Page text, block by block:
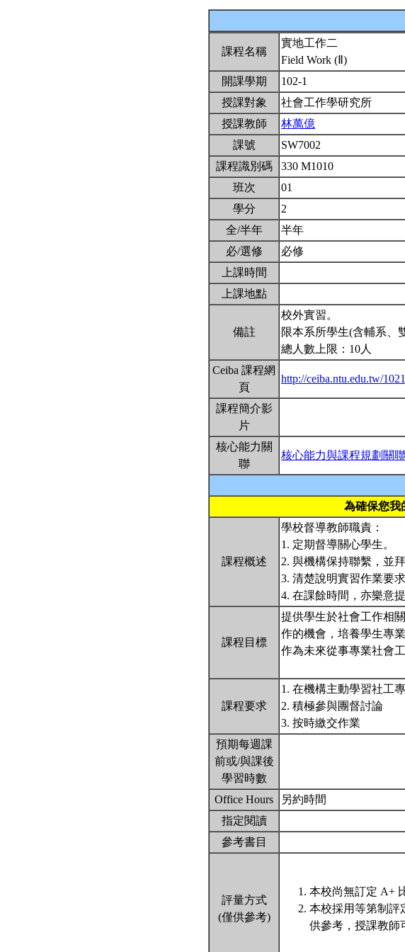
課程名稱
實地工作二
Field Work (Ⅱ)
開課學期
102-1
授課對象
社會工作學研究所
授課教師
林萬億
課號
SW7002
課程識別碼
330 M1010
班次
01
學分
2
全/半年
半年
必/選修
必修
上課時間
上課地點
備註
校外實習。
限本系所學生(含輔系、
總人數上限：10人
Ceiba 課程網
頁
http://ceiba.ntu.edu.tw/
課程簡介影
片
核心能力關
聯
核心能力與課程規劃關
為確保您我
課程概述
學校督導教師職責：
1. 定期督導關心學生。
2. 與機構保持聯繫，並拜
3. 清楚說明實習作業要
4. 在課餘時間，亦樂意
課程目標
提供學生於社會工作相
作的機會，培養學生專
作為未來從事專業社會工
課程要求
1. 在機構主動學習社工
2. 積極參與團督討論
3. 按時繳交作業
預期每週課
前或/與課後
學習時數
Office Hours
另約時間
指定閱讀
參考書目
評量方式
(僅供參考)
本校尚無訂定 A+
本校採用等第制評
供參考，授課教師